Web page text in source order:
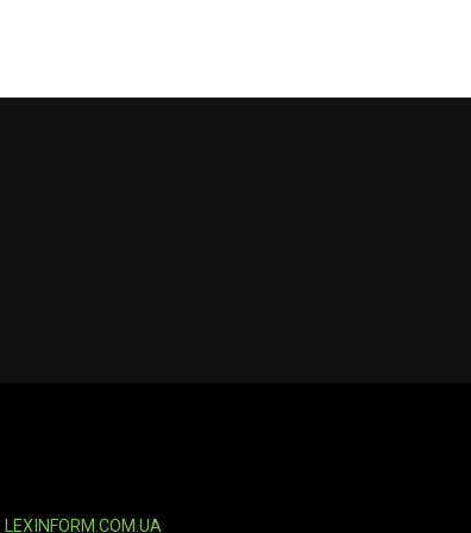
LEXINFORM.COM.UA